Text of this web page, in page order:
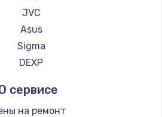
JVC
Asus
Sigma
DEXP
сервисе
на ремонт